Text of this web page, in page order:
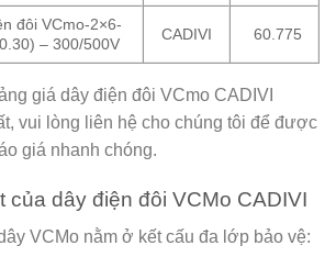
đôi VCmo-2×6-
– 300/500V
CADIVI 60.775
giá dây điện đôi VCmo CADIVI
vui lòng liên hệ cho chúng tôi để được
giá nhanh chóng.
của dây điện đôi VCMo CADIVI
VCMo nằm ở kết cấu đa lớp bảo vệ: